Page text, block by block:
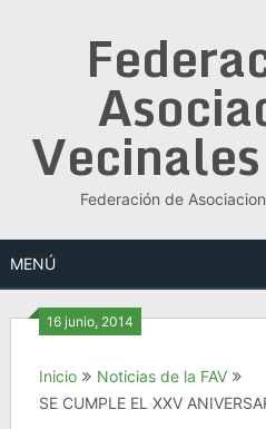
Federación de
MENÚ
16 junio, 2014
Inicio
Noticias de la FAV
SE CUMPLE EL XXV